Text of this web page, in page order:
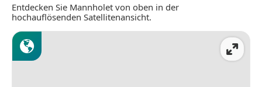
Entdecken Sie Mannholet von oben in der
hochauflösenden Satellitenansicht.